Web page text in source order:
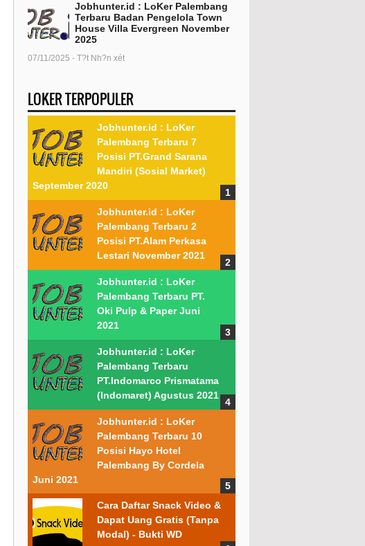
Jobhunter.id : LoKer Palembang
Terbaru Badan Pengelola Town
House Villa Evergreen November
2025
07/11/2025 - T?t Nh?n xét
LOKER TERPOPULER
Jobhunter.id : LoKer
Palembang Terbaru 7
Posisi PT.Grand Sarana
Mandiri (Sosial Market)
September 2020
Jobhunter.id : LoKer
Palembang Terbaru 2
Posisi PT.Alam Perkasa
Lestari November 2021
Jobhunter.id : LoKer
Palembang Terbaru PT.
Oki Pulp & Paper Juni
2021
Jobhunter.id : LoKer
Palembang Terbaru
PT.Indomarco Prismatama
(Indomaret) Agustus 2021
Jobhunter.id : LoKer
Palembang Terbaru 10
Posisi Hayo Hotel
Palembang By Cordela
Juni 2021
Cara Daftar Snack Video &
Dapat Uang Gratis (Tanpa
Modal) - Bukti WD